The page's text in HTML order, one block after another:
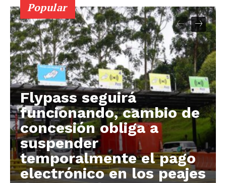
Popular
Flypass seguirá
funcionando, cambio de
concesión obliga a
suspender
temporalmente el pago
electrónico en los peajes